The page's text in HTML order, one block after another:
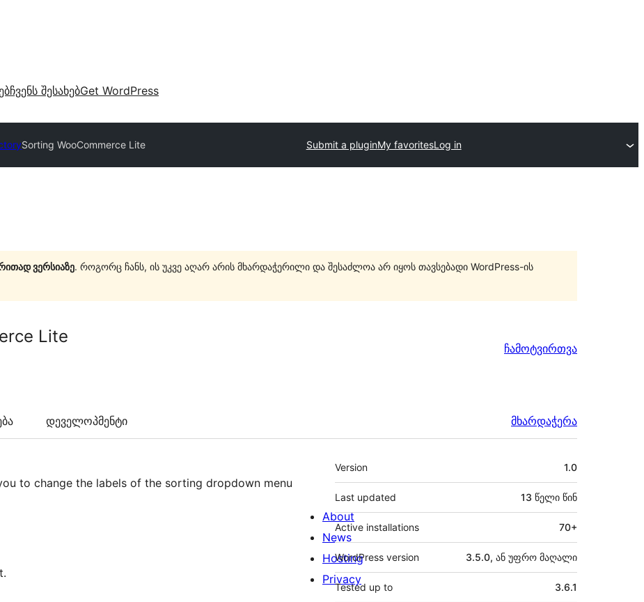
ჩვენს შესახებGet WordPress
Sorting WooCommerce Lite Submit a pluginMy favoritesLog in
ვერსიაზე. როგორც ჩანს, ის უკვე აღარ არის მხარდაჭერილი და შესაძლოა არ იყოს თავსებადი WordPress-ის
Lite
ჩამოტვირთვა
დეველოპმენტი მხარდაჭერა
to change the labels of the sorting dropdown menu
მეტა
Version 1.0
Last updated 13 წელი წინ
Active installations 70+
WordPress version 3.5.0, ან უფრო მაღალი
Tested up to 3.6.1
About
News
Hosting
Privacy